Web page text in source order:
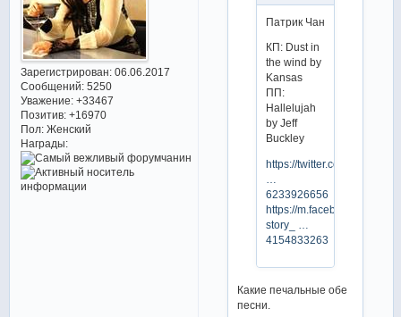
Зарегистрирован: 06.06.2017
Сообщений:5250
Уважение: +33467
Позитив: +16970
Пол:Женский
Награды:
Патрик Чан
КП: Dust in
the wind by
Kansas
ПП:
Hallelujah
by Jeff
Buckley
https://twitter.com/
6233926656
https://m.facebook.com/
story_ …
4154833263
Какие печальные обе
песни.